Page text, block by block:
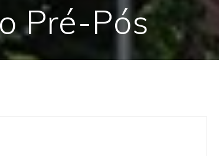
Pré-Pós